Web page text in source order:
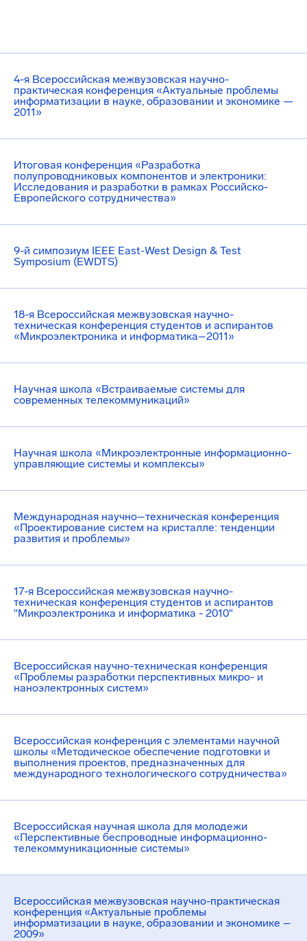
4-я Всероссийская межвузовская научно-
практическая конференция «Актуальные проблемы
информатизации в науке, образовании и экономике —
2011»
Итоговая конференция «Разработка
полупроводниковых компонентов и электроники:
Исследования и разработки в рамках Российско-
Европейского сотрудничества»
9-й симпозиум IEEE East-West Design & Test
Symposium (EWDTS)
18-я Всероссийская межвузовская научно-
техническая конференция студентов и аспирантов
«Микроэлектроника и информатика–2011»
Научная школа «Встраиваемые системы для
современных телекоммуникаций»
Научная школа «Микроэлектронные информационно-
управляющие системы и комплексы»
Международная научно–техническая конференция
«Проектирование систем на кристалле: тенденции
развития и проблемы»
17-я Всероссийская межвузовская научно-
техническая конференция студентов и аспирантов
"Микроэлектроника и информатика - 2010"
Всероссийская научно-техническая конференция
«Проблемы разработки перспективных микро- и
наноэлектронных систем»
Всероссийская конференция с элементами научной
школы «Методическое обеспечение подготовки и
выполнения проектов, предназначенных для
международного технологического сотрудничества»
Всероссийская научная школа для молодежи
«Перспективные беспроводные информационно-
телекоммуникационные системы»
Всероссийская межвузовская научно-практическая
конференция «Актуальные проблемы
информатизации в науке, образовании и экономике –
2009»